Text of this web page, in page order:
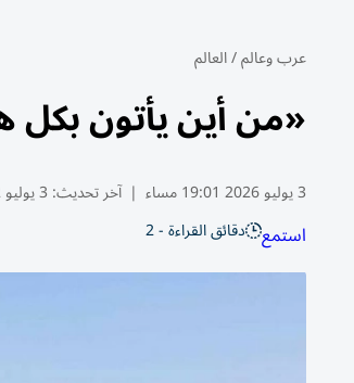
عرب وعالم/العالم
«من أين يأتون بكل
3 يوليو 2026 19:01 مساء | آخر تحديث: 3 يوليو 19:52 2026
استمع دقائق القراءة - 2